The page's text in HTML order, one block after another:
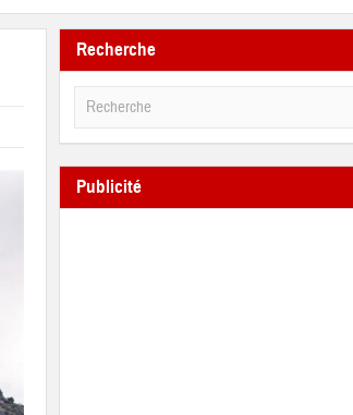
Recherche
Publicité